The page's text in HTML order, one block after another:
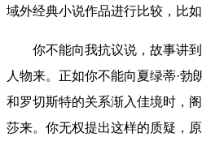
域外经典小说作品进行比较，比如
你不能向我抗议说，故事讲到
人物来。正如你不能向夏绿蒂·勃
和罗切斯特的关系渐入佳境时，
莎来。你无权提出这样的质疑，